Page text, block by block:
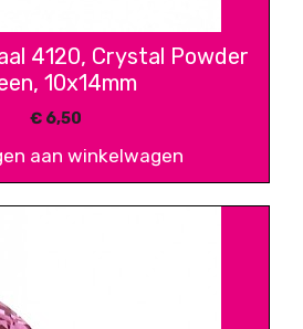
4120, Crystal Powder
10x14mm
€6,50
aan winkelwagen